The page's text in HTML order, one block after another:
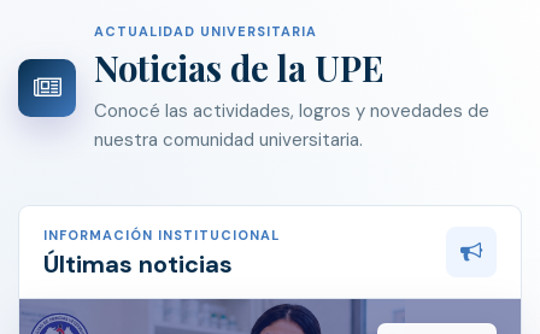
ACTUALIDAD UNIVERSITARIA
Noticias de la UPE
Conocé las actividades, logros y novedades de
nuestra comunidad universitaria.
INFORMACIÓN INSTITUCIONAL
Últimas noticias